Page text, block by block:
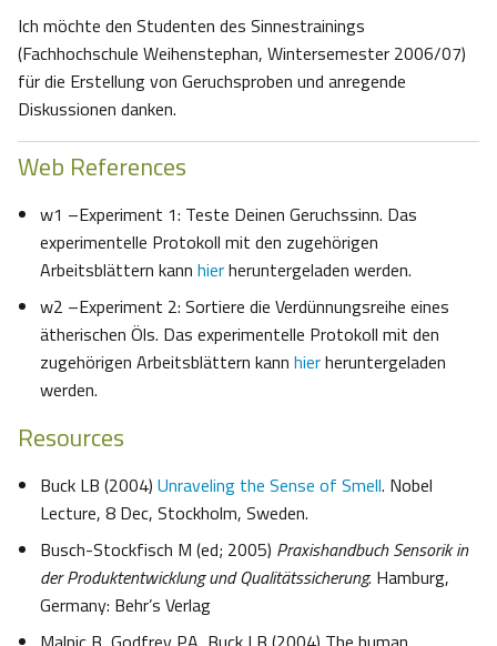
Ich möchte den Studenten des Sinnestrainings
(Fachhochschule Weihenstephan, Wintersemester 2006/07)
für die Erstellung von Geruchsproben und anregende
Diskussionen danken.
Web References
w1 –Experiment 1: Teste Deinen Geruchssinn. Das
experimentelle Protokoll mit den zugehörigen
Arbeitsblättern kann hierheruntergeladen werden.
w2 –Experiment 2: Sortiere die Verdünnungsreihe eines
ätherischen Öls. Das experimentelle Protokoll mit den
zugehörigen Arbeitsblättern kann hierheruntergeladen
werden.
Resources
Buck LB (2004) Unraveling the Sense of Smell. Nobel
Lecture, 8 Dec, Stockholm, Sweden.
Busch-Stockfisch M (ed; 2005) Praxishandbuch Sensorik in
der Produktentwicklung und Qualitätssicherung. Hamburg,
Germany: Behr’s Verlag